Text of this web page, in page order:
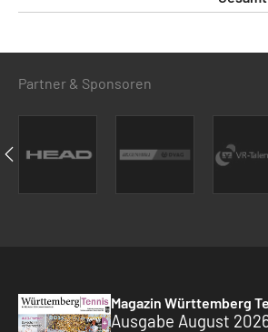
Partner & Sponsoren
Magazin Württemberg
Ausgabe August